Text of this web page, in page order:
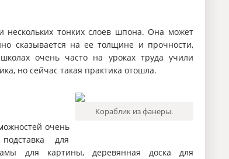
нескольких тонких слоев шпона. Она может
сказывается на ее толщине и прочности,
очень часто на уроках труда учили
но сейчас такая практика отошла.
Кораблик из фанеры.
очень
для
для картины, деревянная доска для